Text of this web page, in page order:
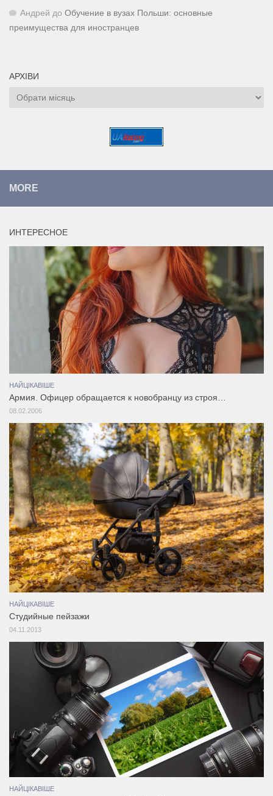
Андрей до Обучение в вузах Польши: основные
преимущества для иностранцев
АРХІВИ
Архіви
MORE
ИНТЕРЕСНОЕ
НАЙЦІКАВІШЕ
Армия. Офицер обращается к новобранцу из строя…
08.02.2006
НАЙЦІКАВІШЕ
Студийные пейзажи
04.11.2013
НАЙЦІКАВІШЕ